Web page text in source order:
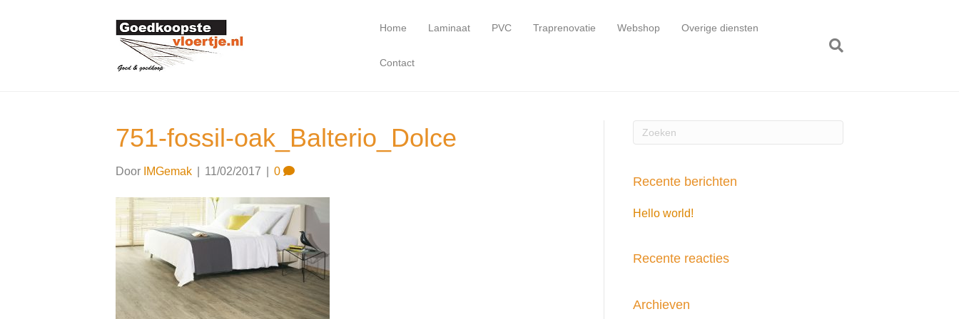
Home Laminaat PVC Traprenovatie Webshop Overige diensten
Contact
751-fossil-oak_Balterio_Dolce
Door IMGemak 11/02/2017 0
Recente berichten
Hello world!
Recente reacties
Archieven